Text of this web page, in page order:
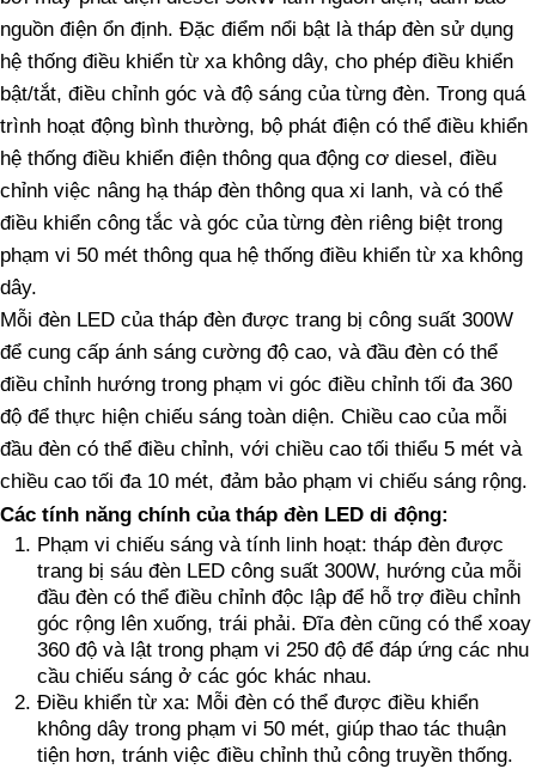
nguồn điện ổn định. Đặc điểm nổi bật là tháp đèn sử dụng
hệ thống điều khiển từ xa không dây, cho phép điều khiển
bật/tắt, điều chỉnh góc và độ sáng của từng đèn. Trong quá
trình hoạt động bình thường, bộ phát điện có thể điều khiển
hệ thống điều khiển điện thông qua động cơ diesel, điều
chỉnh việc nâng hạ tháp đèn thông qua xi lanh, và có thể
điều khiển công tắc và góc của từng đèn riêng biệt trong
phạm vi 50 mét thông qua hệ thống điều khiển từ xa không
dây.
Mỗi đèn LED của tháp đèn được trang bị công suất 300W
để cung cấp ánh sáng cường độ cao, và đầu đèn có thể
điều chỉnh hướng trong phạm vi góc điều chỉnh tối đa 360
độ để thực hiện chiếu sáng toàn diện. Chiều cao của mỗi
đầu đèn có thể điều chỉnh, với chiều cao tối thiểu 5 mét và
chiều cao tối đa 10 mét, đảm bảo phạm vi chiếu sáng rộng.
Các tính năng chính của tháp đèn LED di động:
Phạm vi chiếu sáng và tính linh hoạt: tháp đèn được
trang bị sáu đèn LED công suất 300W, hướng của mỗi
đầu đèn có thể điều chỉnh độc lập để hỗ trợ điều chỉnh
góc rộng lên xuống, trái phải. Đĩa đèn cũng có thể xoay
360 độ và lật trong phạm vi 250 độ để đáp ứng các nhu
cầu chiếu sáng ở các góc khác nhau.
Điều khiển từ xa: Mỗi đèn có thể được điều khiển
không dây trong phạm vi 50 mét, giúp thao tác thuận
tiện hơn, tránh việc điều chỉnh thủ công truyền thống.